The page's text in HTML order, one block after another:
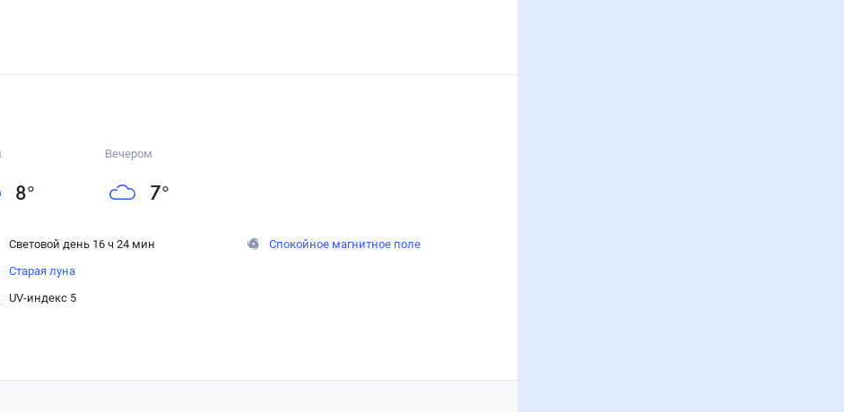
8°
Вечером
7°
Световой день 16 ч 24 мин
Старая луна
UV-индекс 5
Спокойное магнитное поле